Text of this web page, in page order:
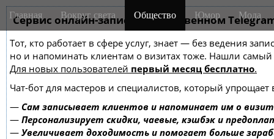
Сервис онлайн-записи на собственном
Тот, кто работает в сфере услуг, знает — без ведения
но и напоминать клиентам о визитах тоже. Нашли
Для новых пользователей первый месяц бесплатно.
Чат-бот для мастеров и специалистов, который упрощает
— Сам записывает клиентов и напоминает им о
— Персонализирует скидки, чаевые, кэшбэк и
— Увеличивает доходимость и помогает больше
M
a
n
m
e
n
u
i
Главная Вокруг света Общество Юмор Мода